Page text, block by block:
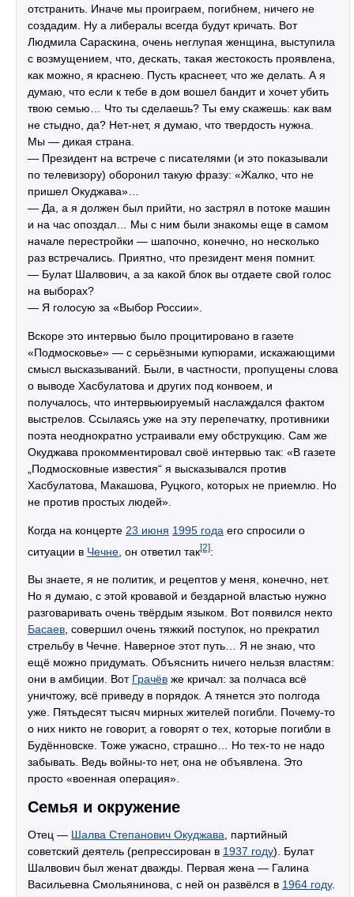
отстранить. Иначе мы проиграем, погибнем, ничего не
создадим. Ну а либералы всегда будут кричать. Вот
Людмила Сараскина, очень неглупая женщина, выступила
с возмущением, что, дескать, такая жестокость проявлена,
как можно, я краснею. Пусть краснеет, что же делать. А я
думаю, что если к тебе в дом вошел бандит и хочет убить
твою семью… Что ты сделаешь? Ты ему скажешь: как вам
не стыдно, да? Нет-нет, я думаю, что твердость нужна.
Мы — дикая страна.
— Президент на встрече с писателями (и это показывали
по телевизору) оборонил такую фразу: «Жалко, что не
пришел Окуджава»…
— Да, а я должен был прийти, но застрял в потоке машин
и на час опоздал… Мы с ним были знакомы еще в самом
начале перестройки — шапочно, конечно, но несколько
раз встречались. Приятно, что президент меня помнит.
— Булат Шалвович, а за какой блок вы отдаете свой голос
на выборах?
— Я голосую за «Выбор России».
Вскоре это интервью было процитировано в газете
«Подмосковье» — с серьёзными купюрами, искажающими
смысл высказываний. Были, в частности, пропущены слова
о выводе Хасбулатова и других под конвоем, и
получалось, что интервьюируемый наслаждался фактом
выстрелов. Ссылаясь уже на эту перепечатку, противники
поэта неоднократно устраивали ему обструкцию. Сам же
Окуджава прокомментировал своё интервью так: «В газете
„Подмосковные известия“ я высказывался против
Хасбулатова, Макашова, Руцкого, которых не приемлю. Но
не против простых людей».
Когда на концерте 23 июня 1995 года его спросили о
ситуации в Чечне , он ответил так[2]:
Вы знаете, я не политик, и рецептов у меня, конечно, нет.
Но я думаю, с этой кровавой и бездарной властью нужно
разговаривать очень твёрдым языком. Вот появился некто
Басаев, совершил очень тяжкий поступок, но прекратил
стрельбу в Чечне. Наверное этот путь… Я не знаю, что
ещё можно придумать. Объяснить ничего нельзя властям:
они в амбиции. Вот Грачёв же кричал: за полчаса всё
уничтожу, всё приведу в порядок. А тянется это полгода
уже. Пятьдесят тысяч мирных жителей погибли. Почему-то
о них никто не говорит, а говорят о тех, которые погибли в
Будённовске. Тоже ужасно, страшно… Но тех-то не надо
забывать. Ведь войны-то нет, она не объявлена. Это
просто «военная операция».
Семья и окружение
Отец — Шалва Степанович Окуджава, партийный
советский деятель (репрессирован в 1937 году). Булат
Шалвович был женат дважды. Первая жена — Галина
Васильевна Смольянинова, с ней он развёлся в 1964 году.